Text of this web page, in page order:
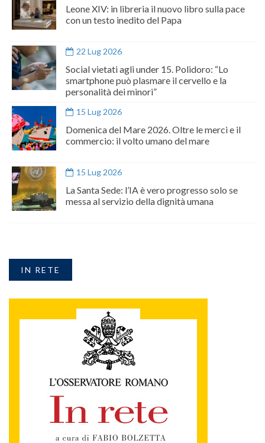
Leone XIV: in libreria il nuovo libro sulla pace
con un testo inedito del Papa
22 Lug 2026
Social vietati agli under 15. Polidoro: “Lo
smartphone può plasmare il cervello e la
personalità dei minori”
15 Lug 2026
Domenica del Mare 2026. Oltre le merci e il
commercio: il volto umano del mare
15 Lug 2026
La Santa Sede: l’IA è vero progresso solo se
messa al servizio della dignità umana
IN RETE